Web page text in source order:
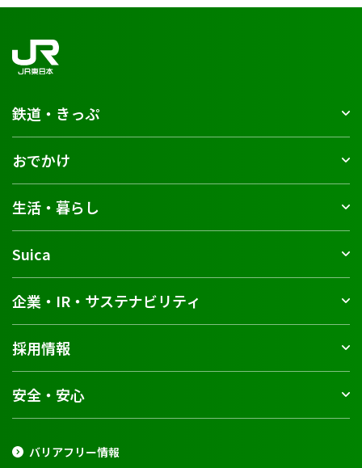
鉄道・きっぷ
おでかけ
生活・暮らし
Suica
企業・IR・サステナビリティ
採用情報
安全・安心
バリアフリー情報